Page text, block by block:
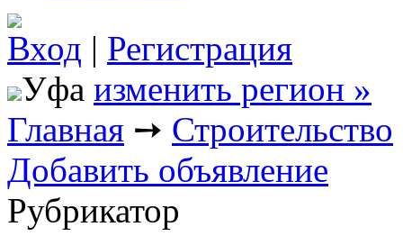
Вход | Регистрация
Уфа изменить регион »
Главная ➙ Строительство
Добавить объявление
Рубрикатор